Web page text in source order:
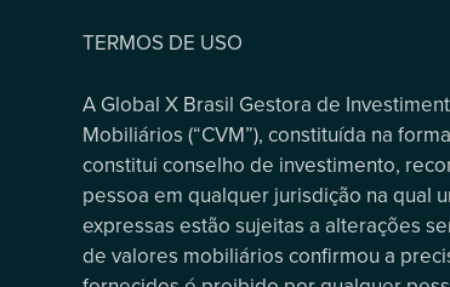
TERMOS DE USO
A Global X Brasil Gestora de
Mobiliários (“CVM”), constituída na
constitui conselho de investimento,
pessoa em qualquer jurisdição na qual
expressas estão sujeitas a alterações
de valores mobiliários confirmou a